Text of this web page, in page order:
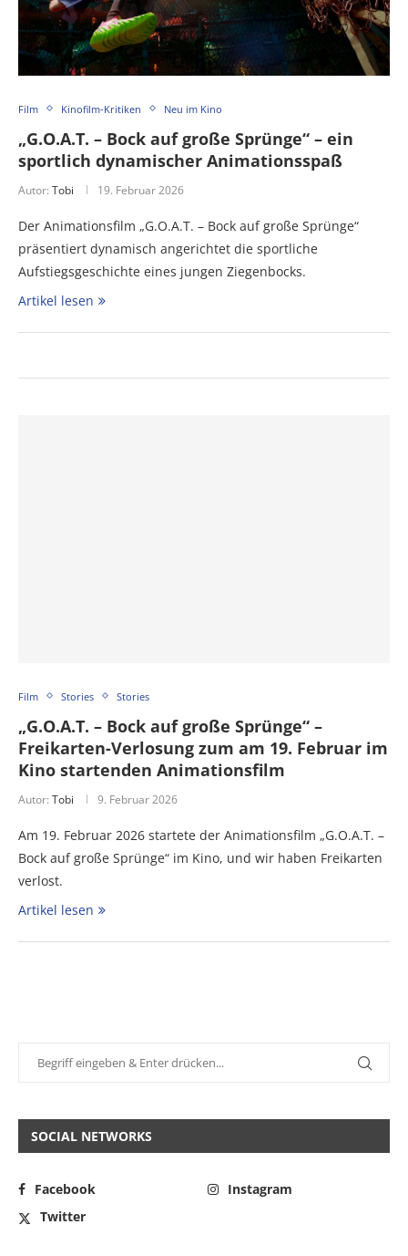
Film Kinofilm-Kritiken Neu im Kino
„G.O.A.T. – Bock auf große Sprünge“ – ein
sportlich dynamischer Animationsspaß
Autor: Tobi 19. Februar 2026
Der Animationsfilm „G.O.A.T. – Bock auf große Sprünge“
präsentiert dynamisch angerichtet die sportliche
Aufstiegsgeschichte eines jungen Ziegenbocks.
Artikel lesen
Film Stories Stories
„G.O.A.T. – Bock auf große Sprünge“ –
Freikarten-Verlosung zum am 19. Februar im
Kino startenden Animationsfilm
Autor: Tobi 9. Februar 2026
Am 19. Februar 2026 startete der Animationsfilm „G.O.A.T. –
Bock auf große Sprünge“ im Kino, und wir haben Freikarten
verlost.
Artikel lesen
SOCIAL NETWORKS
Facebook
Instagram
Twitter